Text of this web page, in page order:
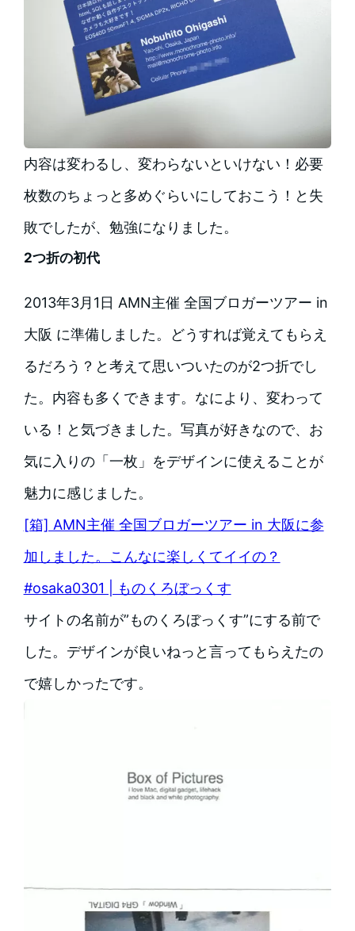
内容は変わるし、変わらないといけない！必要
枚数のちょっと多めぐらいにしておこう！と失
敗でしたが、勉強になりました。
2つ折の初代
2013年3月1日 AMN主催 全国ブロガーツアー in
大阪 に準備しました。どうすれば覚えてもらえ
るだろう？と考えて思いついたのが2つ折でし
た。内容も多くできます。なにより、変わって
いる！と気づきました。写真が好きなので、お
気に入りの「一枚」をデザインに使えることが
魅力に感じました。
[箱] AMN主催 全国ブロガーツアー in 大阪に参
加しました。こんなに楽しくてイイの？
#osaka0301 | ものくろぼっくす
サイトの名前が”ものくろぼっくす”にする前で
した。デザインが良いねっと言ってもらえたの
で嬉しかったです。